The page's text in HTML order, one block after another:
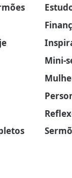
Mini-